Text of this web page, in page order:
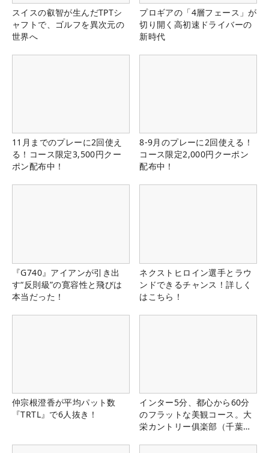
スイスの叡智が生んだTPTシ
ャフトで、ゴルフを異次元の
世界へ
プロギアの「4層フェース」が
切り開く高初速ドライバーの
新時代
11月までのプレーに2回使え
る！コース限定3,500円クー
ポン配布中！
8-9月のプレーに2回使える！
コース限定2,000円クーポン
配布中！
『G740』アイアンが引き出
す“反則級”の寛容性と飛びは
本当だった！
ネクストヒロイン選手とラウ
ンドできるチャンス！詳しく
はこちら！
仲宗根澄香が平均パット数
『TRTL』で6人抜き！
インター5分、都心から60分
のフラットな美観コース。大
栄カントリー俱楽部（千葉